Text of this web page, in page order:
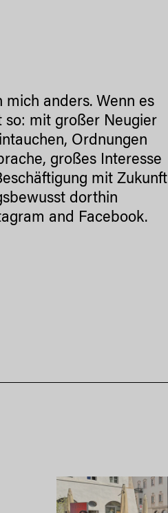
anders. Wenn es
so: mit großer Neugier
Ordnungen
großes Interesse
mit Zukunft
dorthin
and Facebook.